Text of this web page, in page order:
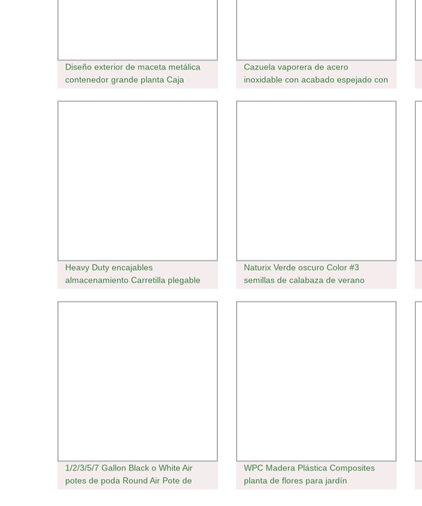
Diseño exterior de maceta metálica
contenedor grande planta Caja
Cazuela vaporera de acero
inoxidable con acabado espejado con
Heavy Duty encajables
almacenamiento Carretilla plegable
Naturix Verde oscuro Color #3
semillas de calabaza de verano
1/2/3/5/7 Gallon Black o White Air
potes de poda Round Air Pote de
WPC Madera Plástica Composites
planta de flores para jardín